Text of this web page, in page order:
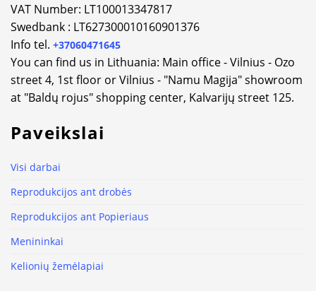
VAT Number: LT100013347817
Swedbank : LT627300010160901376
Info tel. +37060471645
You can find us in Lithuania: Main office - Vilnius - Ozo
street 4, 1st floor or Vilnius - "Namu Magija" showroom
at "Baldų rojus" shopping center, Kalvarijų street 125.
Paveikslai
Visi darbai
Reprodukcijos ant drobės
Reprodukcijos ant Popieriaus
Menininkai
Kelionių žemėlapiai